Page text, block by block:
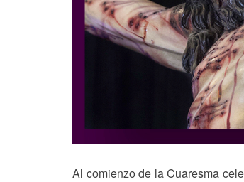
Al comienzo de la Cuaresma